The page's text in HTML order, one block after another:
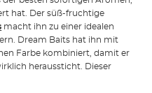
hat. Der süß-fruchtige
macht ihn zu einer idealen
Dream Baits hat ihn mit
Farbe kombiniert, damit er
heraussticht. Dieser